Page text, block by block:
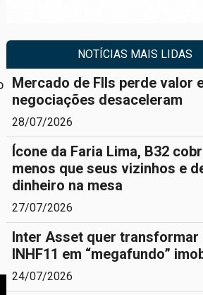
NOTÍCIAS MAIS LIDAS
Mercado de FIIs perde valor
negociações desaceleram
28/07/2026
Ícone da Faria Lima, B32
menos que seus vizinhos e
dinheiro na mesa
27/07/2026
Inter Asset quer transformar
INHF11 em “megafundo”
24/07/2026